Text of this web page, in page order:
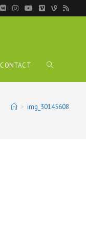
CONTACT TOGGLE
> img_30145608